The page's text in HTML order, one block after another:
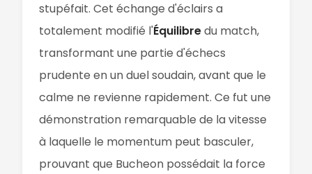
stupéfait. Cet échange d'éclairs a
totalement modifié l'Équilibredu match,
transformant une partie d'échecs
prudente en un duel soudain, avant que le
calme ne revienne rapidement. Ce fut une
démonstration remarquable de la vitesse
à laquelle le momentum peut basculer,
prouvant que Bucheon possédait la force